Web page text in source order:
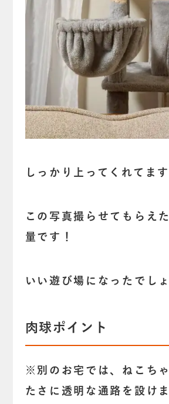
しっかり上ってくれてます
この写真撮らせてもらえ
量です！
いい遊び場になったでし
肉球ポイント
※別のお宅では、ねこち
たさに透明な通路を設け